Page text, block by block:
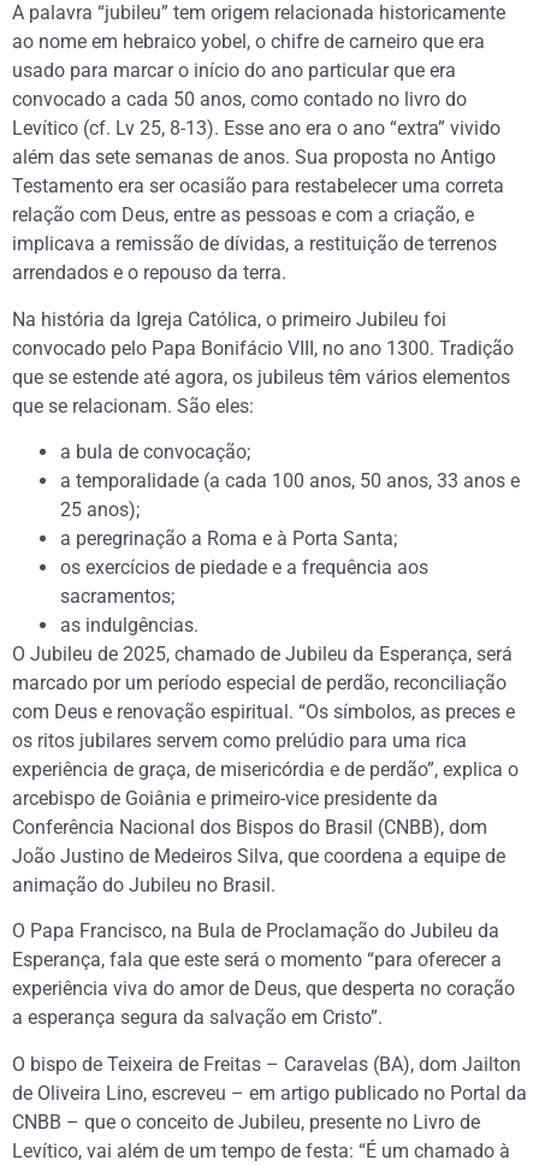
A palavra “jubileu” tem origem relacionada historicamente
ao nome em hebraico yobel, o chifre de carneiro que era
usado para marcar o início do ano particular que era
convocado a cada 50 anos, como contado no livro do
Levítico (cf. Lv 25, 8-13). Esse ano era o ano “extra” vivido
além das sete semanas de anos. Sua proposta no Antigo
Testamento era ser ocasião para restabelecer uma correta
relação com Deus, entre as pessoas e com a criação, e
implicava a remissão de dívidas, a restituição de terrenos
arrendados e o repouso da terra.
Na história da Igreja Católica, o primeiro Jubileu foi
convocado pelo Papa Bonifácio VIII, no ano 1300. Tradição
que se estende até agora, os jubileus têm vários elementos
que se relacionam. São eles:
a bula de convocação;
a temporalidade (a cada 100 anos, 50 anos, 33 anos e
25 anos);
a peregrinação a Roma e à Porta Santa;
os exercícios de piedade e a frequência aos
sacramentos;
as indulgências.
O Jubileu de 2025, chamado de Jubileu da Esperança, será
marcado por um período especial de perdão, reconciliação
com Deus e renovação espiritual. “Os símbolos, as preces e
os ritos jubilares servem como prelúdio para uma rica
experiência de graça, de misericórdia e de perdão”, explica o
arcebispo de Goiânia e primeiro-vice presidente da
Conferência Nacional dos Bispos do Brasil (CNBB), dom
João Justino de Medeiros Silva, que coordena a equipe de
animação do Jubileu no Brasil.
O Papa Francisco, na Bula de Proclamação do Jubileu da
Esperança, fala que este será o momento “para oferecer a
experiência viva do amor de Deus, que desperta no coração
a esperança segura da salvação em Cristo”.
O bispo de Teixeira de Freitas – Caravelas (BA), dom Jailton
de Oliveira Lino, escreveu – em artigo publicado no Portal da
CNBB – que o conceito de Jubileu, presente no Livro de
Levítico, vai além de um tempo de festa: “É um chamado à